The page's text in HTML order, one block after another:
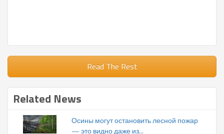
Read The Rest
Related News
Осины могут остановить лесной пожар
— это видно даже из...